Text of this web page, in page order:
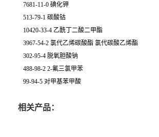
7681-11-0 碘化钾
513-79-1 碳酸钴
10420-33-4 乙酰丁二酸二甲酯
3967-54-2 氯代乙烯碳酸酯 氯代碳酸乙烯酯
302-95-4 脱氧胆酸钠
488-98-2 2-氟三氯甲苯
99-94-5 对甲基苯甲酸
相关产品：